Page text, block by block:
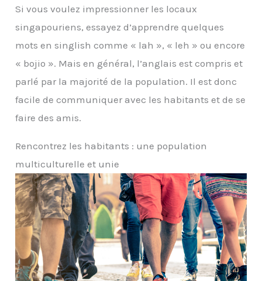
Si vous voulez impressionner les locaux
singapouriens, essayez d’apprendre quelques
mots en singlish comme « lah », « leh » ou encore
« bojio ». Mais en général, l’anglais est compris et
parlé par la majorité de la population. Il est donc
facile de communiquer avec les habitants et de se
faire des amis.
Rencontrez les habitants : une population
multiculturelle et unie